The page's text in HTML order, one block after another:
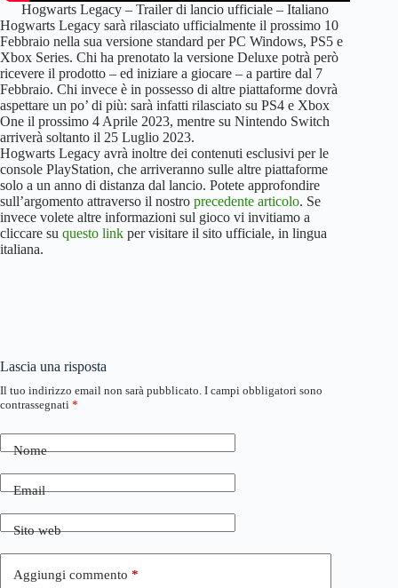
Hogwarts Legacy – Trailer di lancio ufficiale – Italiano
Hogwarts Legacy sarà rilasciato ufficialmente il prossimo 10
Febbraio nella sua versione standard per PC Windows, PS5 e
Xbox Series. Chi ha prenotato la versione Deluxe potrà però
ricevere il prodotto – ed iniziare a giocare – a partire dal 7
Febbraio. Chi invece è in possesso di altre piattaforme dovrà
aspettare un po’ di più: sarà infatti rilasciato su PS4 e Xbox
One il prossimo 4 Aprile 2023, mentre su Nintendo Switch
arriverà soltanto il 25 Luglio 2023.
Hogwarts Legacy avrà inoltre dei contenuti esclusivi per le
console PlayStation, che arriveranno sulle altre piattaforme
solo a un anno di distanza dal lancio. Potete approfondire
sull’argomento attraverso il nostro precedente articolo. Se
invece volete altre informazioni sul gioco vi invitiamo a
cliccare su questo link per visitare il sito ufficiale, in lingua
italiana.
Lascia una risposta
Il tuo indirizzo email non sarà pubblicato. I campi obbligatori sono
contrassegnati *
Nome
Email
Sito web
Aggiungi commento *